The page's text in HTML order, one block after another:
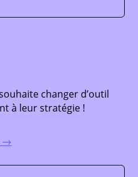
changer d’outil
à leur stratégie !